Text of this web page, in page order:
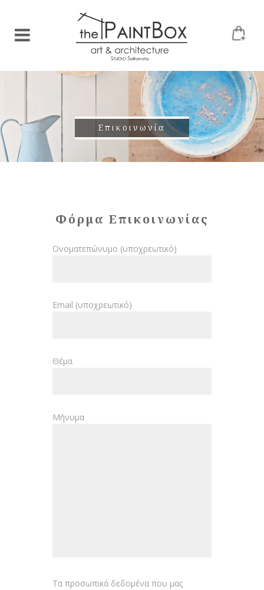
Επικοινωνία
Φόρμα Επικοινωνίας
Ονοματεπώνυμο (υποχρεωτικό)
Email (υποχρεωτικό)
Θέμα
Μήνυμα
Τα προσωπικά δεδομένα που μας